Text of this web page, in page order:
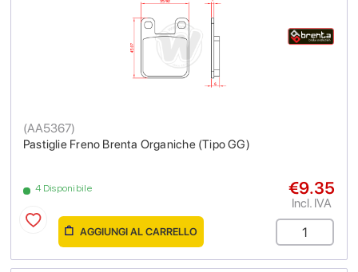
Pastiglie Freno Brenta Organiche (Tipo GG)
(AA5367)
4 Disponibile €9.35
Incl. IVA
AGGIUNGI AL CARRELLO